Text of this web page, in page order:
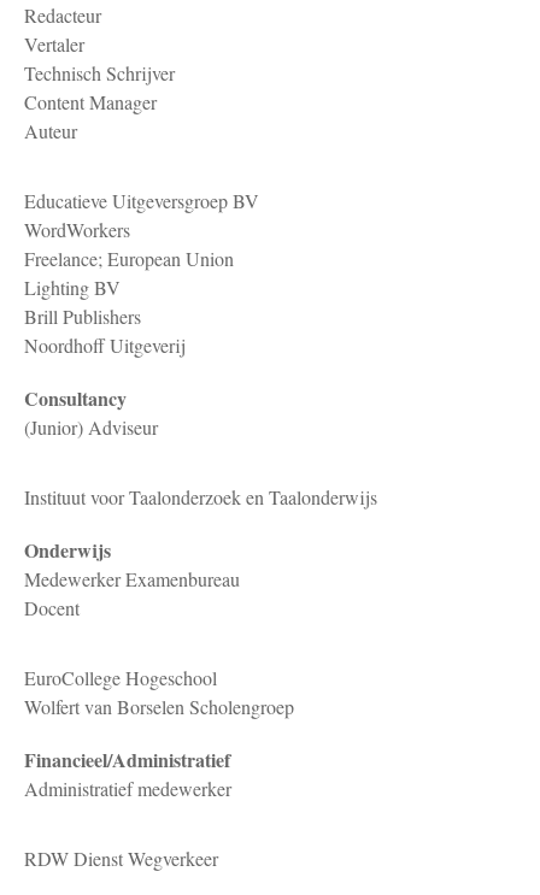
Redacteur
Vertaler
Technisch Schrijver
Content Manager
Auteur
Educatieve Uitgeversgroep BV
WordWorkers
Freelance; European Union
Lighting BV
Brill Publishers
Noordhoff Uitgeverij
Consultancy
(Junior) Adviseur
Instituut voor Taalonderzoek en Taalonderwijs
Onderwijs
Medewerker Examenbureau
Docent
EuroCollege Hogeschool
Wolfert van Borselen Scholengroep
Financieel/Administratief
Administratief medewerker
RDW Dienst Wegverkeer